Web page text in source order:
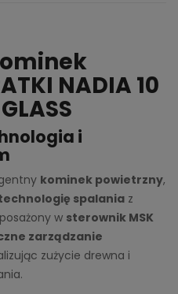
NADIA 10
i
kominek powietrzny,
spalania z
w sterownik MSK
zarządzanie
zużycie drewna i